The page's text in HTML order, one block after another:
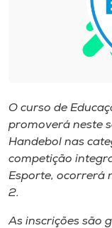
Museu
Unoesc
Store
O curso de
promoverá neste
Handebol nas
competição
Esporte, ocorrerá
2.
As inscrições são